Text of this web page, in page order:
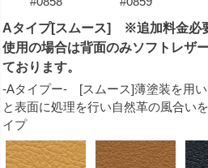
Aタイプ[スムース] ※追加料金
使用の場合は背面のみソフトレザ
ております。
-Aタイプー- [スムース]薄塗装を用い
と表面に処理を行い自然革の風合い
イプ